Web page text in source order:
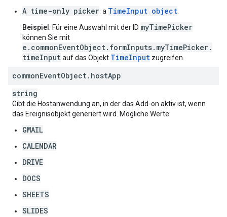
A time-only picker: a TimeInput object
Beispiel : Für eine Auswahl mit der ID myTimePicker
können Sie mit
e.commonEventObject.formInputs.myTimePicker.
timeInputauf das Objekt TimeInput zugreifen.
commonEventObject. hostApp
string
Gibt die Hostanwendung an, in der das Add-on aktiv ist, wenn
das Ereignisobjekt generiert wird. Mögliche Werte:
GMAIL
CALENDAR
DRIVE
DOCS
SHEETS
SLIDES